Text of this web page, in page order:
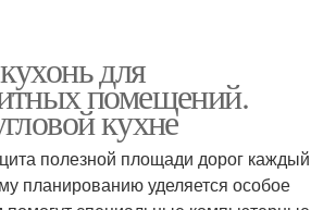
для
помещений.
кухне
полезной площади дорог каждый
планированию уделяется особое